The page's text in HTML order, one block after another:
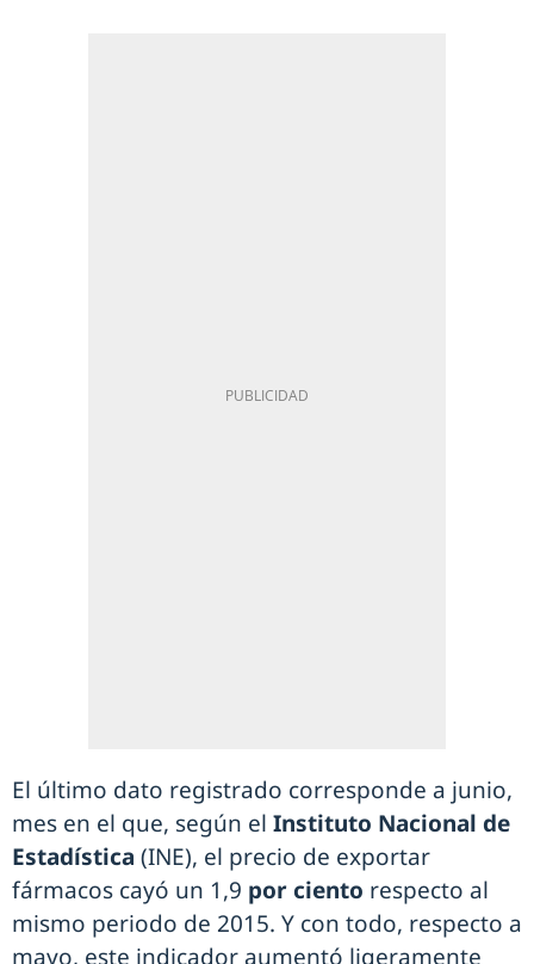
El último dato registrado corresponde a junio,
mes en el que, según el Instituto Nacional de
Estadística (INE), el precio de exportar
fármacos cayó un 1,9 por ciento respecto al
mismo periodo de 2015. Y con todo, respecto a
mayo, este indicador aumentó ligeramente